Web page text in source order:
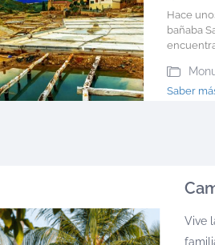
Hace
bañaba
Saber
Vive